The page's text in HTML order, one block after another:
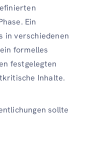
Ein
in verschiedenen
formelles
festgelegten
Inhalte.
sollte